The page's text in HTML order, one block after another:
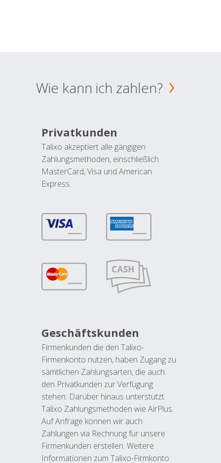
Wie kann ich zahlen?
Privatkunden
Talixo akzeptiert alle gängigen
Zahlungsmethoden, einschließlich
MasterCard, Visa und American
Express.
Geschäftskunden
Firmenkunden die den Talixo-
Firmenkonto nutzen, haben Zugang zu
sämtlichen Zahlungsarten, die auch
den Privatkunden zur Verfügung
stehen. Darüber hinaus unterstützt
Talixo Zahlungsmethoden wie AirPlus.
Auf Anfrage können wir auch
Zahlungen via Rechnung für unsere
Firmenkunden erstellen. Weitere
Informationen zum Talixo-Firmkonto